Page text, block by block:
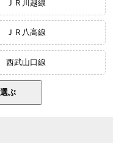
ＪＲ川越線
ＪＲ八高線
西武山口線